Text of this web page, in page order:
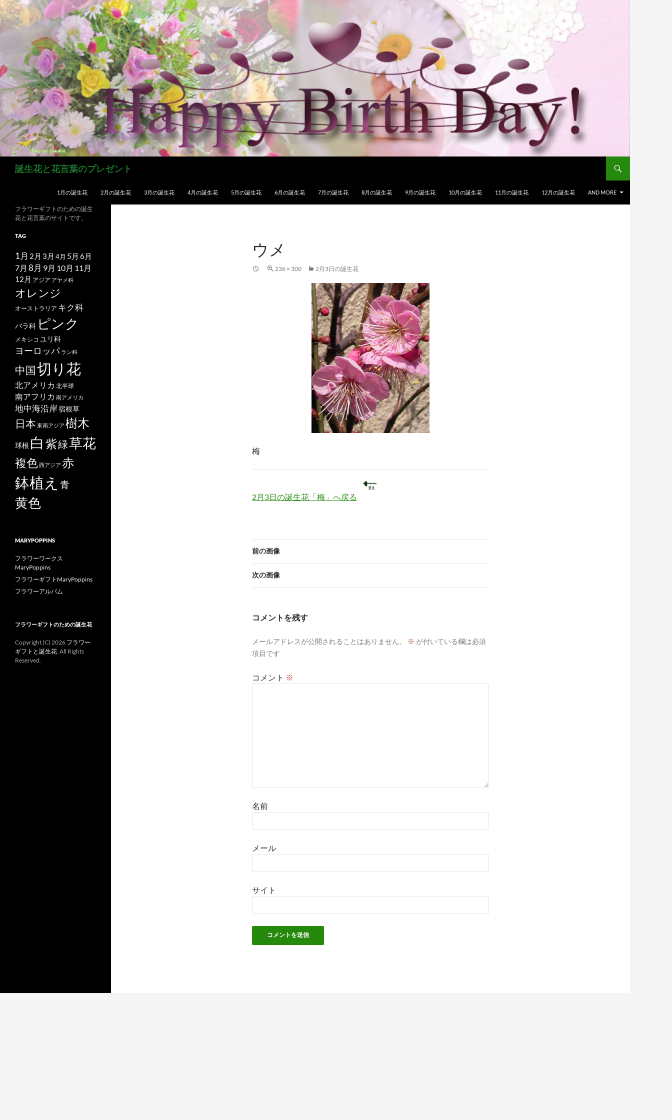
コ
ン
ツ
へ
ス
キ
ッ
プ
誕生花と花言葉のプレゼント
1月の誕生花 2月の誕生花 3月の誕生花 4月の誕生花 5月の誕生花 6月の誕生花 7月の誕生花 8月の誕生花 9月の誕生花 10月の誕生花 11月の誕生花 12月の誕生花 AND MORE
ウメ
236 × 300 2月3日の誕生花
梅
2月3日の誕生花「梅」へ戻る
前の画像
次の画像
コメントを残す
メールアドレスが公開されることはありません。 ※ が付いている欄は必須
項目です
コメント ※
名前
メール
サイト
フラワーギフトのための誕生
花と花言葉のサイトです。
TAG
1月 2月 3月 4月 5月 6月
7月 8月 9月 10月 11月
12月 アジア アヤメ科
オレンジ
オーストラリア キク科
バラ科 ピンク
メキシコ ユリ科
ヨーロッパ ラン科
中国切り花
北アメリカ 北半球
南アフリカ 南アメリカ
地中海沿岸宿根草
日本 東南アジア 樹木
球根 白 紫緑草花
複色西アジア 赤
鉢植え 青
黄色
MARYPOPPINS
フラワーワークス
MaryPoppins
フラワーギフトMaryPoppins
フラワーアルバム
フラワーギフトのための誕生花
Copyright (C) 2026 フラワー
ギフトと誕生花. All Rights
Reserved.